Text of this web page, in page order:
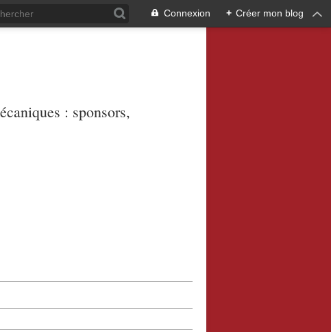
Connexion + Créer mon blog
: sponsors,